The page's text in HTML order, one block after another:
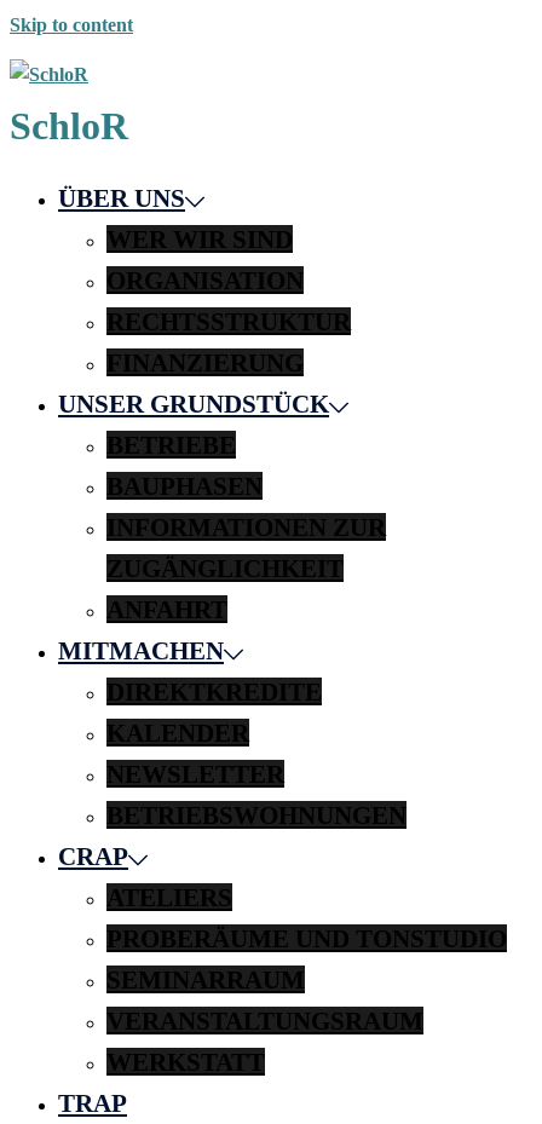
Skip to content
SchloR
ÜBER UNS
WER WIR SIND
ORGANISATION
RECHTSSTRUKTUR
FINANZIERUNG
UNSER GRUNDSTÜCK
BETRIEBE
BAUPHASEN
INFORMATIONEN ZUR
ZUGÄNGLICHKEIT
ANFAHRT
MITMACHEN
DIREKTKREDITE
KALENDER
NEWSLETTER
BETRIEBSWOHNUNGEN
CRAP
ATELIERS
PROBERÄUME UND TONSTUDIO
SEMINARRAUM
VERANSTALTUNGSRAUM
WERKSTATT
TRAP